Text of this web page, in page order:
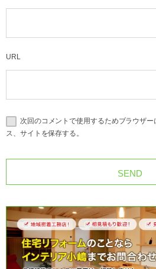
URL
次回のコメントで使用するためブラウザ
ス、サイトを保存する。